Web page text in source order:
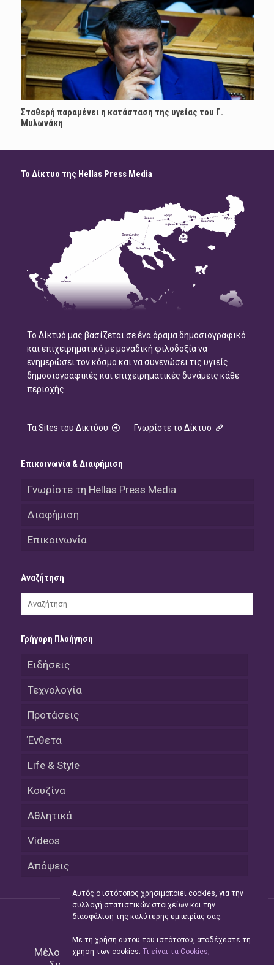
Σταθερή παραμένει η κατάσταση της υγείας του Γ.
Μυλωνάκη
Το Δίκτυο της Hellas Press Media
Το Δίκτυό μας βασίζεται σε ένα όραμα δημοσιογραφικό
και επιχειρηματικό με μοναδική φιλοδοξία να
ενημερώσει τον κόσμο και να συνενώσει τις υγιείς
δημοσιογραφικές και επιχειρηματικές δυνάμεις κάθε
περιοχής.
Τα Sites του Δικτύου Γνωρίστε το Δίκτυο
Επικοινωνία & Διαφήμιση
Γνωρίστε τη Hellas Press Media
Διαφήμιση
Επικοινωνία
Αναζήτηση
Γρήγορη Πλοήγηση
Ειδήσεις
Τεχνολογία
Προτάσεις
Ένθετα
Life & Style
Κουζίνα
Αθλητικά
Videos
Απόψεις
Μέλος του Δικτύου τηςHellas Press Media
Αυτός ο ιστότοπος χρησιμοποιεί cookies, για την
συλλογή στατιστικών στοιχείων και την
διασφάλιση της καλύτερης εμπειρίας σας.
Με τη χρήση αυτού του ιστότοπου, αποδέχεστε τη
χρήση των cookies. Tι είναι τα Cookies;